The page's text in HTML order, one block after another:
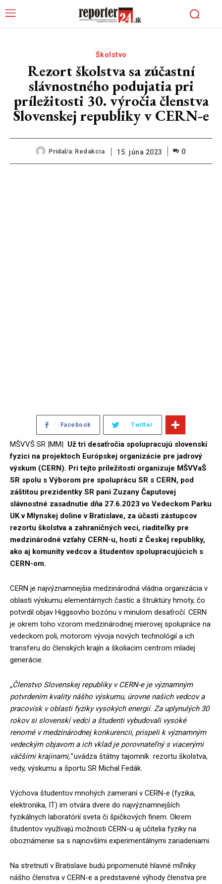
Školstvo
Rezort školstva sa zúčastní
slávnostného podujatia pri
príležitosti 30. výročia členstva
Slovenskej republiky v CERN-e
Pridal/a: Redakcia 15. júna 2023 0
Facebook Twitter
MŠVVŠ SR |MM| Už tri desaťročia spolupracujú slovenskí
fyzici na projektoch Európskej organizácie pre jadrový
výskum (CERN). Pri tejto príležitosti organizuje MŠVVaŠ
SR spolu s Výborom pre spoluprácu SR s CERN, pod
záštitou prezidentky SR pani Zuzany Čaputovej
slávnostné zasadnutie dňa 27.6.2023 vo Vedeckom Parku
UK v Mlynskej doline v Bratislave, za účasti zástupcov
rezortu školstva a zahraničných vecí, riaditeľky pre
medzinárodné vzťahy CERN-u, hostí z Českej republiky,
ako aj komunity vedcov a študentov spolupracujúcich s
CERN-om.
CERN je najvýznamnejšia medzinárodná vládna organizácia v
oblasti výskumu elementárnych častíc a štruktúry hmoty, čo
potvrdil objav Higgsovho bozónu v minulom desaťročí. CERN
je okrem toho vzorom medzinárodnej mierovej spolupráce na
vedeckom poli, motorom vývoja nových technológií a ich
transferu do členských krajín a školiacim centrom mladej
generácie.
„Členstvo Slovenskej republiky v CERN-e je významným
potvrdením kvality nášho výskumu, úrovne našich vedcov a
pracovísk v oblasti fyziky vysokých energií. Za uplynulých 30
rokov si slovenskí vedci a študenti vybudovali vysoké
renomé v medzinárodnej konkurencii, prispeli k významným
vedeckým objavom a ich vklad je porovnateľný s viacerými
väčšími krajinami,“uvádza štátny tajomník rezortu školstva,
vedy, výskumu a športu SR Michal Fedák.
Výchova študentov mnohých zameraní v CERN-e (fyzika,
elektronika, IT) im otvára dvere do najvýznamnejších
fyzikálnych laboratórií sveta či špičkových firiem. Okrem
študentov využívajú možnosti CERN-u aj učitelia fyziky na
oboznámenie sa s najnovšími experimentálnymi zariadeniami.
Na stretnutí v Bratislave budú pripomenuté hlavné míľniky
nášho členstva v CERN-e a predstavené výhody členstva pre